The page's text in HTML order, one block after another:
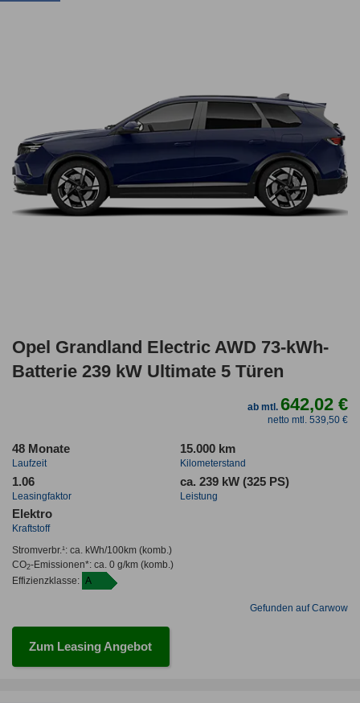
Opel Grandland Electric AWD 73-kWh-
Batterie 239 kW Ultimate 5 Türen
ab mtl.642,02 €
netto mtl. 539,50 €
48 Monate
Laufzeit
15.000 km
Kilometerstand
1.06
Leasingfaktor
ca. 239 kW (325 PS)
Leistung
Elektro
Kraftstoff
Stromverbr.¹: ca. kWh/100km(komb.)
CO2-Emissionen*: ca. 0 g/km(komb.)
Effizienzklasse: A
Gefunden auf Carwow
Zum Leasing Angebot